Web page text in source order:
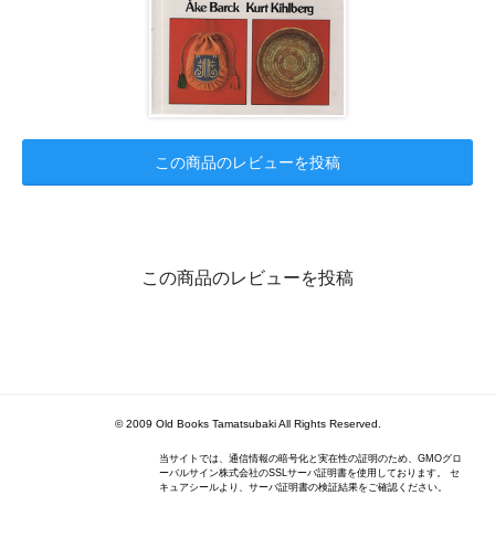
この商品のレビューを投稿
この商品のレビューを投稿
© 2009 Old Books Tamatsubaki All Rights Reserved.
当サイトでは、通信情報の暗号化と実在性の証明のため、GMOグロ
ーバルサイン株式会社のSSLサーバ証明書を使用しております。 セ
キュアシールより、サーバ証明書の検証結果をご確認ください。